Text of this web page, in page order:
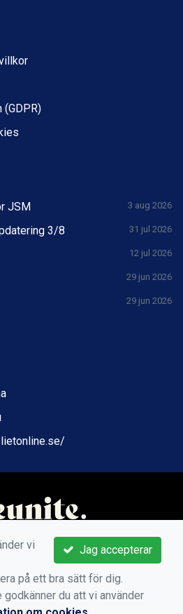
JSM 3 aug 2026
3/8 31 jul 2026
12 jul 2026
29 jun 2026
29 jun 2026
Jag accepterar
vi
på ett bra sätt för dig.
du att vi använder